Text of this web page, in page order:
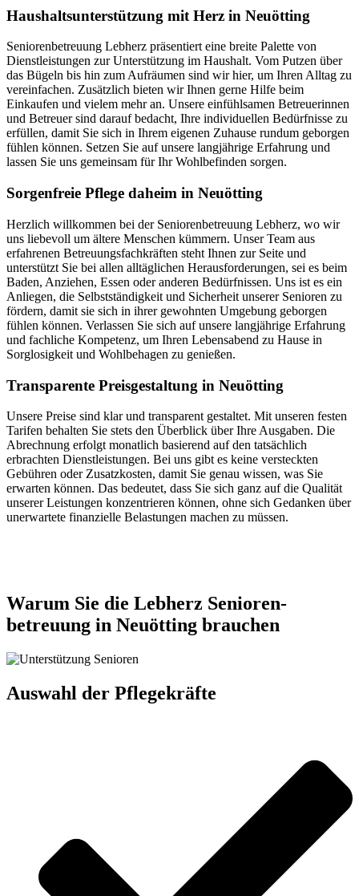
Haushalts­unterstützung mit Herz in Neuötting
Seniorenbetreuung Lebherz präsentiert eine breite Palette von
Dienstleistungen zur Unterstützung im Haushalt. Vom Putzen über
das Bügeln bis hin zum Aufräumen sind wir hier, um Ihren Alltag zu
vereinfachen. Zusätzlich bieten wir Ihnen gerne Hilfe beim
Einkaufen und vielem mehr an. Unsere einfühlsamen Betreuerinnen
und Betreuer sind darauf bedacht, Ihre individuellen Bedürfnisse zu
erfüllen, damit Sie sich in Ihrem eigenen Zuhause rundum geborgen
fühlen können. Setzen Sie auf unsere langjährige Erfahrung und
lassen Sie uns gemeinsam für Ihr Wohlbefinden sorgen.
Sorgenfreie Pflege daheim in Neuötting
Herzlich willkommen bei der Seniorenbetreuung Lebherz, wo wir
uns liebevoll um ältere Menschen kümmern. Unser Team aus
erfahrenen Betreuungsfachkräften steht Ihnen zur Seite und
unterstützt Sie bei allen alltäglichen Herausforderungen, sei es beim
Baden, Anziehen, Essen oder anderen Bedürfnissen. Uns ist es ein
Anliegen, die Selbstständigkeit und Sicherheit unserer Senioren zu
fördern, damit sie sich in ihrer gewohnten Umgebung geborgen
fühlen können. Verlassen Sie sich auf unsere langjährige Erfahrung
und fachliche Kompetenz, um Ihren Lebensabend zu Hause in
Sorglosigkeit und Wohlbehagen zu genießen.
Transparente Preisgestaltung in Neuötting
Unsere Preise sind klar und transparent gestaltet. Mit unseren festen
Tarifen behalten Sie stets den Überblick über Ihre Ausgaben. Die
Abrechnung erfolgt monatlich basierend auf den tatsächlich
erbrachten Dienstleistungen. Bei uns gibt es keine versteckten
Gebühren oder Zusatzkosten, damit Sie genau wissen, was Sie
erwarten können. Das bedeutet, dass Sie sich ganz auf die Qualität
unserer Leistungen konzentrieren können, ohne sich Gedanken über
unerwartete finanzielle Belastungen machen zu müssen.
Warum Sie die Lebherz Senioren­
betreuung in Neuötting brauchen
Auswahl der Pflegekräfte